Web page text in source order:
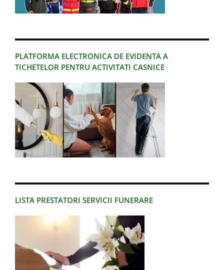
PLATFORMA ELECTRONICA DE EVIDENTA A
TICHETELOR PENTRU ACTIVITATI CASNICE
LISTA PRESTATORI SERVICII FUNERARE